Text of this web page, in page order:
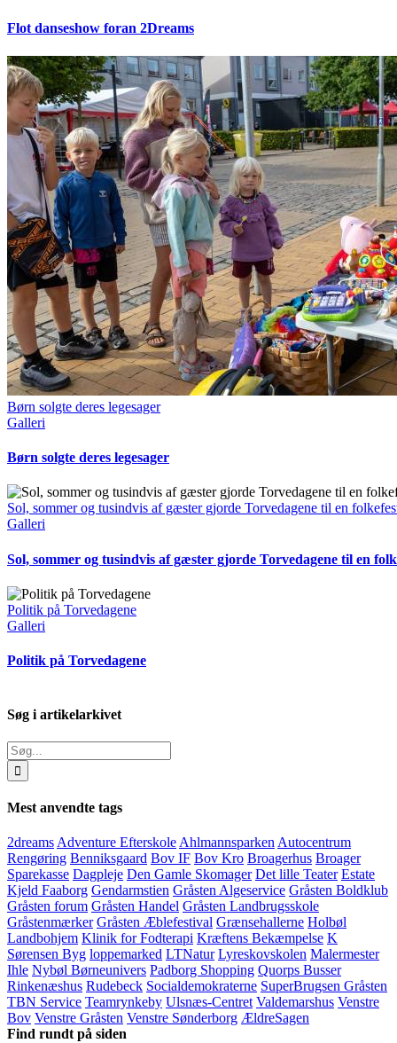
Flot danseshow foran 2Dreams
Børn solgte deres legesager
Galleri
Børn solgte deres legesager
Sol, sommer og tusindvis af gæster gjorde Torvedagene til en
Galleri
Sol, sommer og tusindvis af gæster gjorde Torvedagene til en
Politik på Torvedagene
Galleri
Politik på Torvedagene
Søg i artikelarkivet
Søg
efter:
Mest anvendte tags
2dreamsAdventure EfterskoleAhlmannsparkenAutocentrum
Rengøring Benniksgaard Bov IF Bov Kro Broagerhus Broager
Sparekasse Dagpleje Den Gamle Skomager Det lille Teater Estate
Kjeld Faaborg Gendarmstien Gråsten Algeservice Gråsten Boldklub
Gråsten forum Gråsten Handel Gråsten Landbrugsskole
Gråstenmærker Gråsten Æblefestival Grænsehallerne Holbøl
Landbohjem Klinik for Fodterapi Kræftens Bekæmpelse K
Sørensen Byg loppemarked LTNatur Lyreskovskolen Malermester
Ihle Nybøl Børneunivers Padborg Shopping Quorps Busser
Rinkenæshus Rudebeck Socialdemokraterne SuperBrugsen Gråsten
TBN Service Teamrynkeby Ulsnæs-Centret Valdemarshus Venstre
Bov Venstre Gråsten Venstre Sønderborg ÆldreSagen
Find rundt på siden